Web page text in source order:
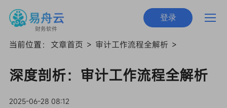
财务软件
登录
当前位置： 文章首页 > 审计工作流程全解析 >
深度剖析：审计工作流程全解析
2025-06-28 08:12